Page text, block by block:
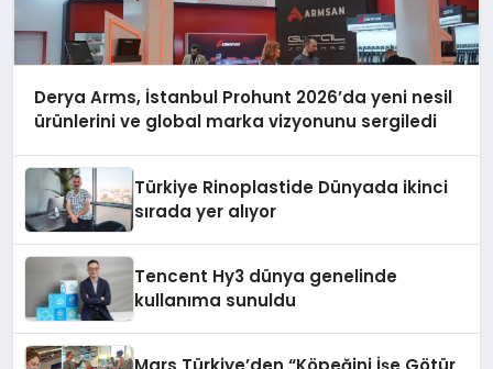
Derya Arms, İstanbul Prohunt 2026’da yeni nesil
ürünlerini ve global marka vizyonunu sergiledi
Türkiye Rinoplastide Dünyada ikinci
sırada yer alıyor
Tencent Hy3 dünya genelinde
kullanıma sunuldu